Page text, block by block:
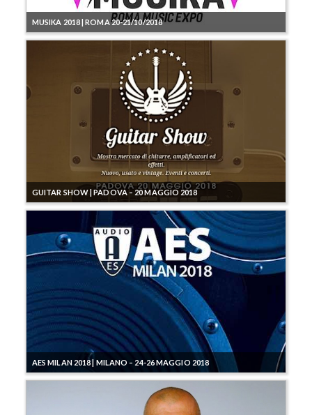
MUSIKA 2018 | ROMA 20-21/10/2018
GUITAR SHOW | PADOVA – 20 MAGGIO 2018
AES MILAN 2018 | MILANO – 24-26 MAGGIO 2018